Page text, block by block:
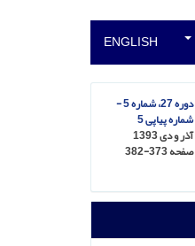
ENGLISH
دوره 27، شماره 5 -
شماره پیاپی 5
آذر و دی 1393
صفحه382-373